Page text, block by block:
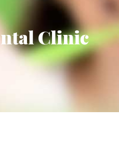
Clinic